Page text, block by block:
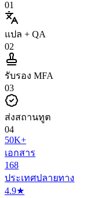
01
แปล + QA
02
รับรอง MFA
03
ส่งสถานทูต
04
50K+
เอกสาร
168
ประเทศปลายทาง
4.9★